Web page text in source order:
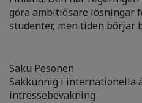
göra ambitiösare lösningar
studenter, men tiden börjar
Saku Pesonen
Sakkunnig i internationella
intressebevakning